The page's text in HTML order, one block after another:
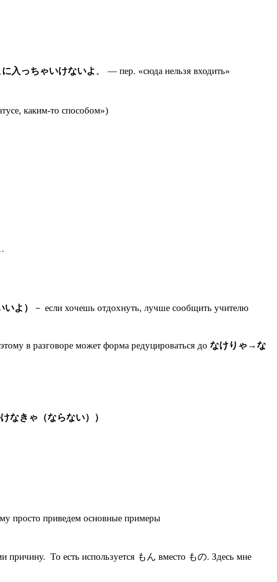
に入っちゃいけないよ 。 — пер. «сюда нельзя входить»
каким-то способом»)
よ）
－ если хочешь отдохнуть, лучше сообщить учителю
в разговоре может форма редуцироваться до なけりゃ→な
なきゃ（ならない））
просто приведем основные примеры
То есть используется もん вместо もの. Здесь мне